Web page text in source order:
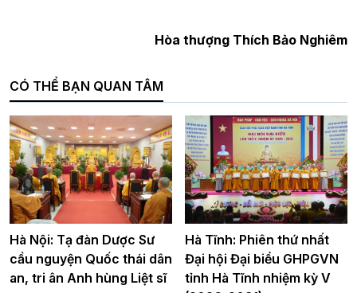
Hòa thượng Thích Bảo Nghiêm
CÓ THỂ BẠN QUAN TÂM
Hà Nội: Tạ đàn Dược Sư
cầu nguyện Quốc thái dân
an, tri ân Anh hùng Liệt sĩ
Hà Tĩnh: Phiên thứ nhất
Đại hội Đại biểu GHPGVN
tỉnh Hà Tĩnh nhiệm kỳ V